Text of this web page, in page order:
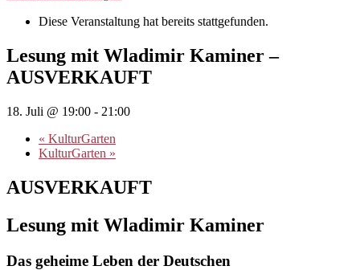
Diese Veranstaltung hat bereits stattgefunden.
Lesung mit Wladimir Kaminer –
AUSVERKAUFT
18. Juli @ 19:00 - 21:00
« KulturGarten
KulturGarten »
AUSVERKAUFT
Lesung mit Wladimir Kaminer
Das geheime Leben der Deutschen